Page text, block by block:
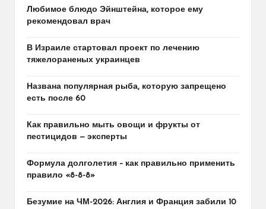
Любимое блюдо Эйнштейна, которое ему
рекомендовал врач
В Израиле стартовал проект по лечению
тяжелораненых украинцев
Названа популярная рыба, которую запрещено
есть после 60
Как правильно мыть овощи и фрукты от
пестицидов — эксперты
Формула долголетия – как правильно применить
правило «8-8-8»
Безумие на ЧМ-2026: Англия и Франция забили 10